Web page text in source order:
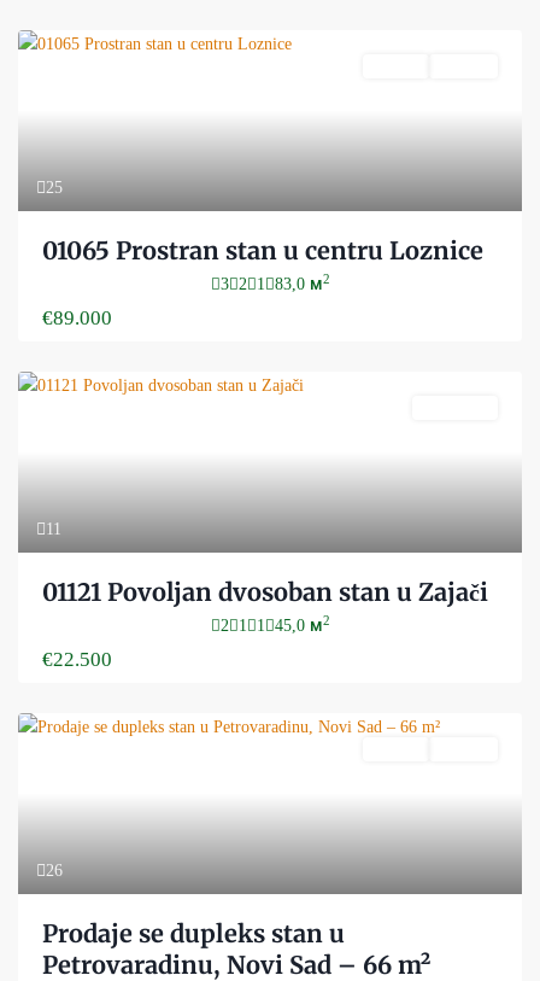
25
01065 Prostran stan u centru Loznice
3 2 1 83,0 м2
€89.000
11
01121 Povoljan dvosoban stan u Zajači
2 1 1 45,0 м2
€22.500
26
Prodaje se dupleks stan u
Petrovaradinu, Novi Sad – 66 m²